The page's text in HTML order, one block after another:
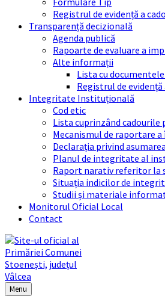
Registrul de evidență a
Transparență decizională
Agenda publică
Rapoarte de evaluare a
Alte informații
Lista cu
Registrul de
Integritate Instituțională
Cod etic
Lista cuprinzând
Mecanismul de raportare
Declarația privind
Planul de integritate al
Raport narativ referitor la
Situația indicilor de
Studii și materiale
Monitorul Oficial Local
Contact
Menu